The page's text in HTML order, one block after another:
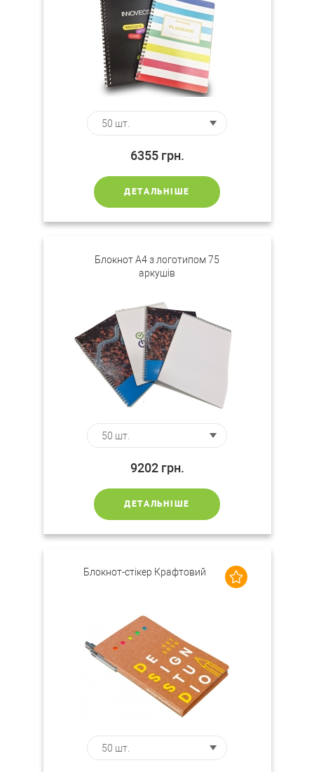
6355 грн.
ДЕТАЛЬНІШЕ
Блокнот А4 з логотипом 75
аркушів
9202 грн.
ДЕТАЛЬНІШЕ
Блокнот-стікер Крафтовий